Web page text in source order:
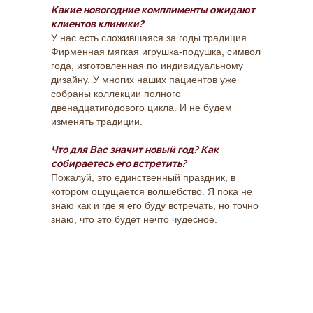
Какие новогодние комплименты ожидают
клиентов клиники?
У нас есть сложившаяся за годы традиция.
Фирменная мягкая игрушка-подушка, символ
года, изготовленная по индивидуальному
дизайну. У многих наших пациентов уже
собраны коллекции полного
двенадцатигодового цикла. И не будем
изменять традиции.
Что для Вас значит новый год? Как
собираетесь его встретить?
Пожалуй, это единственный праздник, в
котором ощущается волшебство. Я пока не
знаю как и где я его буду встречать, но точно
знаю, что это будет нечто чудесное.